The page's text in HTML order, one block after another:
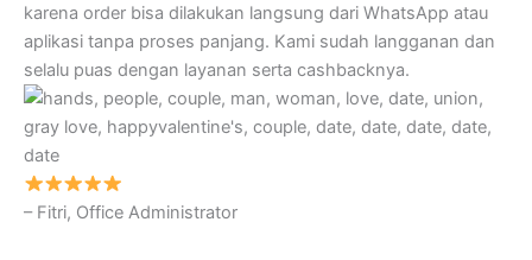
karena order bisa dilakukan langsung dari WhatsApp atau
aplikasi tanpa proses panjang. Kami sudah langganan dan
selalu puas dengan layanan serta cashbacknya.
– Fitri, Office Administrator